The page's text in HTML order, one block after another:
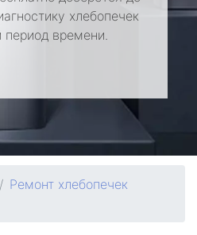
хлебопечек
период времени.
Ремонт хлебопечек